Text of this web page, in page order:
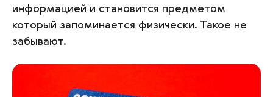
информацией и становится предметом
который запоминается физически. Такое не
забывают.